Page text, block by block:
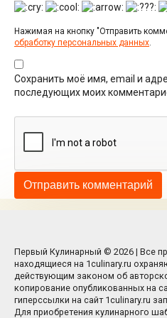
Нажимая на кнопку "Отправить
обработку персональных данных.
Сохранить моё имя, email и
последующих моих
Первый Кулинарный © 2026 | Все
находящиеся на 1culinary.ru
действующим законом об
копирование опубликованных на
гиперссылки на сайт 1culinary.ru
Для приобретения кулинарного